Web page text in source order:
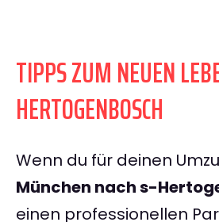
TIPPS ZUM NEUEN
HERTOGENBOSCH
Wenn du für deinen
München nach s-
einen professionellen